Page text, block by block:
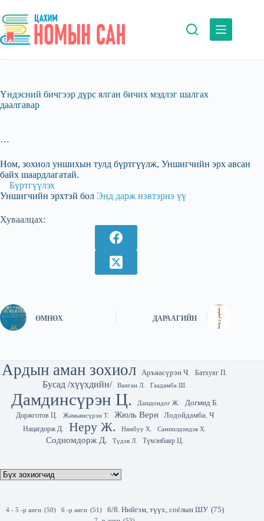
to
content
Үндэсний бичгээр дүрс ялган бичих мэдлэг шалгах
даалгавар
…
Ном, зохиол уншихын тулд бүртгүүлж, Уншигчийн эрх авсан
байх шаардлагатай.
Бүртгүүлэх
Уншигчийн эрхтэй бол Энд дарж нэвтэрнэ үү
Хуваалцах:
ӨМНӨХ ДАРААГИЙН
Ардын аман зохиол Аръяасүрэн Ч. Батхуяг П.
Бусад /хүүхдийн/ Ванган Л. Гаадамба Ш.
Дамдинсүрэн Ц. Дашдондог Ж.
Догмид Б.
Доржготов Ц.
Жамьянсүрэн Т. Жюль Верн Лодойдамба. Ч
Нацагдорж Д. Неру Ж. Нямбуу Х. Сампилдэндэв Х.
Содномдорж Д. Түдэв Л. Түмэнбаяр Ц.
4 - 5 -р анги (50) 6 -р анги (51) 6/8. Нийгэм, түүх, соёлын ШУ (75)